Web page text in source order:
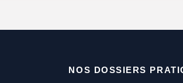
NOS DOSSIERS